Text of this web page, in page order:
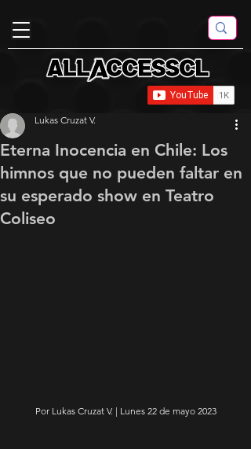
Eterna Inocencia en Chile: Los
himnos que no pueden faltar en
su esperado show en Teatro
Coliseo
Lukas Cruzat V.
Por Lukas Cruzat V. | Lunes 22 de mayo 2023